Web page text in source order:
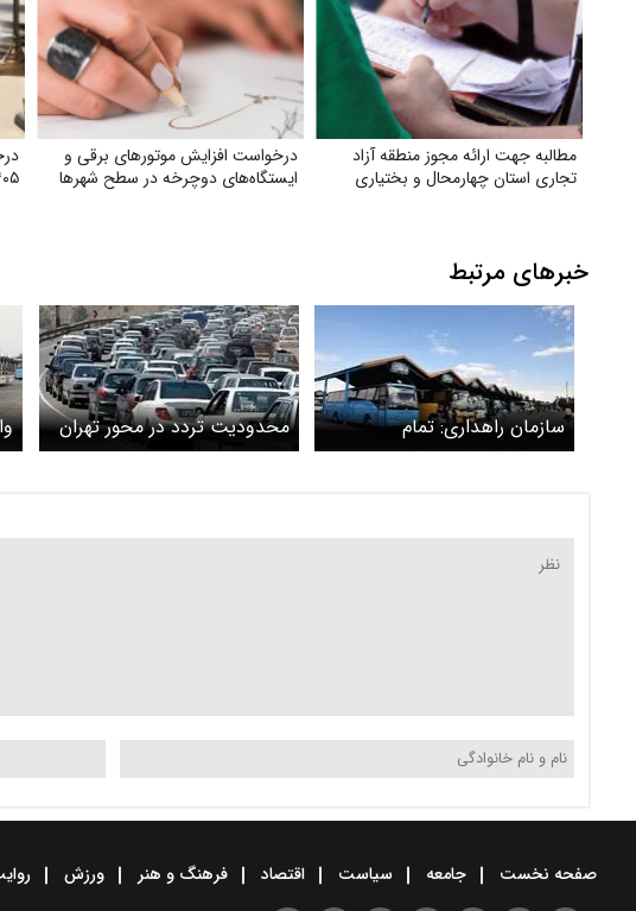
مطالبه جهت ارائه مجوز منطقه آزاد
تجاری استان چهارمحال و بختیاری
درخواست افزایش موتورهای برقی و
ایستگاه‌های دوچرخه در سطح شهرها
خبرهای مرتبط
سازمان راهداری: تمام
سامانه‌های پیش‌فروش بلیت
محدودیت تردد در محور تهران
- شهریار/ ترافیک سنگین در
صفحه نخست جامعه سیاست اقتصاد فرهنگ و هنر ورزش